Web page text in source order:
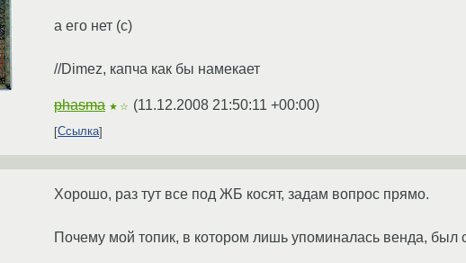
а его нет (c)
//Dimez, капча как бы намекает
phasma ★☆ (11.12.2008 21:50:11 +00:00)
Ссылка
Хорошо, раз тут все под ЖБ косят, задам вопрос прямо.
Почему мой топик, в котором лишь упоминалась венда, был